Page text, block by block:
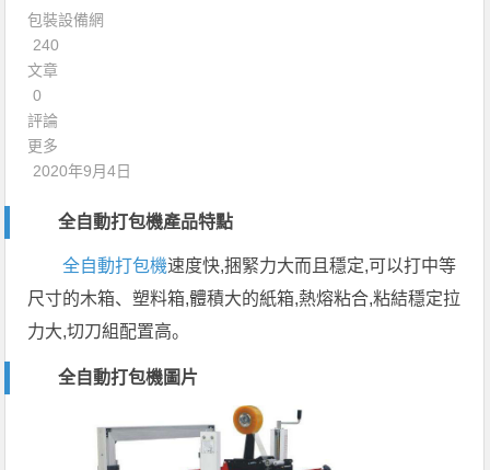
包裝設備網
240
文章
0
評論
更多
2020年9月4日
全自動打包機產品特點
全自動打包機速度快,捆緊力大而且穩定,可以打中等
尺寸的木箱、塑料箱,體積大的紙箱,熱熔粘合,粘結穩定拉
力大,切刀組配置高。
全自動打包機圖片